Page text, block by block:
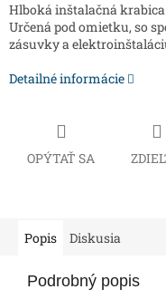
Hlboká inštalačná
Určená pod omietku, so
zásuvky a
Detailné informácie
OPÝTAŤ SA
Popis Diskusia
Podrobný popis